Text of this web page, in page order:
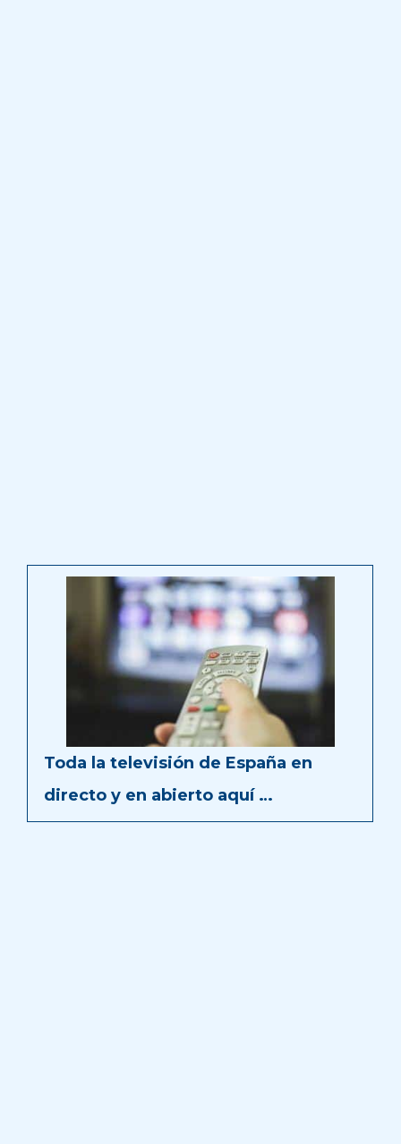
Toda la televisión de España en
directo y en abierto aquí …